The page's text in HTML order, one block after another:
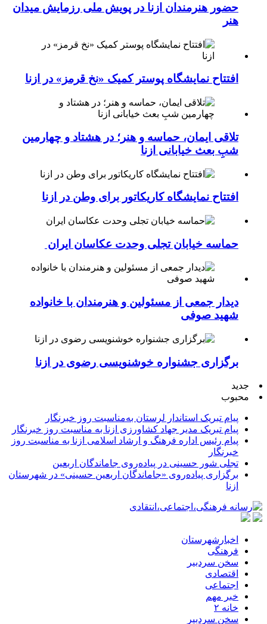
حضور هنرمندان ازنا در پویش ملی رزمایش میدان
هنر
افتتاح نمایشگاه پوستر کمیک «نخ قرمز» در ازنا
تلاقی ایمان، حماسه و هنر؛ در هشتاد و چهارمین
شبِ بعث خیابانی ازنا
افتتاح نمایشگاه کاریکاتور برای وطن در ازنا
حماسه خیابان تجلی وحدت عکاسان ایران
دیدار جمعی از مسئولین و هنرمندان با خانواده
شهید صوفی
برگزاری جشنواره خوشنویسی رضوی در ازنا
جدید
محبوب
پیام تبریک استاندار لرستان به‌مناسبت روز خبرنگار
پیام تبریک مدیر جهاد کشاورزی ازنا به مناسبت روز خبرنگار
پیام رئیس اداره فرهنگ و ارشاد اسلامی ازنا به مناسبت روز
خبرنگار
تجلی شور حسینی در پیاده‌روی جاماندگان اربعین
برگزاری پیاده‌روی «جاماندگان اربعین حسینی» در شهرستان
ازنا
اخبارشهرستان
فرهنگی
سخن سردبیر
اقتصادی
اجتماعی
خبر مهم
خانه ۲
سخن سردبیر